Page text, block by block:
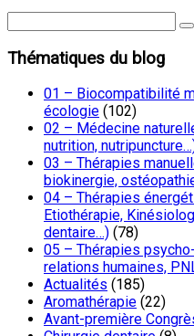
Thématiques du blog
01 – Biocompatibilité
écologie (102)
02 – Médecine
nutrition,
03 – Thérapies
biokinergie,
04 – Thérapies
Etiothérapie,
dentaire…) (78)
05 – Thérapies
relations humaines,
Actualités (185)
Aromathérapie (22)
Avant-première